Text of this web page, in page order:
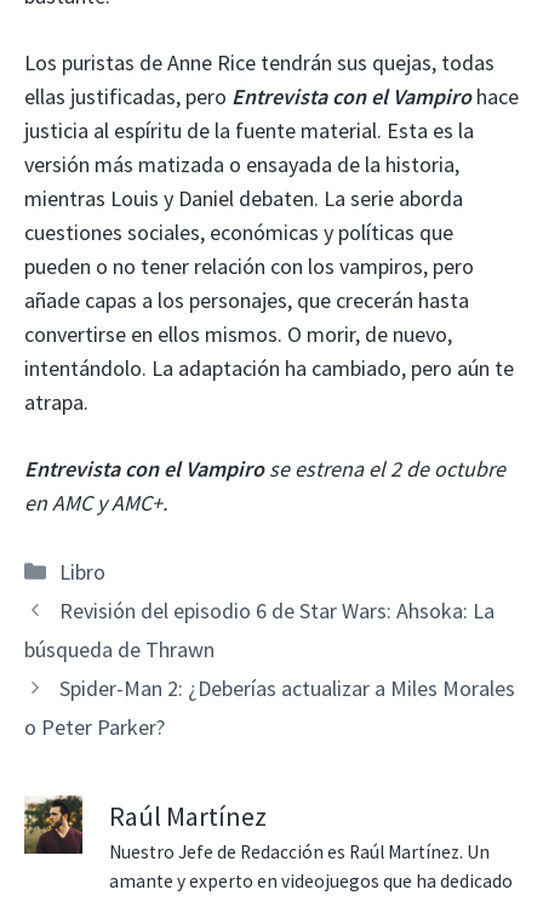
Los puristas de Anne Rice tendrán sus quejas, todas
ellas justificadas, pero Entrevista con el Vampirohace
justicia al espíritu de la fuente material. Esta es la
versión más matizada o ensayada de la historia,
mientras Louis y Daniel debaten. La serie aborda
cuestiones sociales, económicas y políticas que
pueden o no tener relación con los vampiros, pero
añade capas a los personajes, que crecerán hasta
convertirse en ellos mismos. O morir, de nuevo,
intentándolo. La adaptación ha cambiado, pero aún te
atrapa.
Entrevista con el Vampirose estrena el 2 de octubre
en AMC y AMC+.
Categorías
Libro
Revisión del episodio 6 de Star Wars: Ahsoka: La
búsqueda de Thrawn
Spider-Man 2: ¿Deberías actualizar a Miles Morales
o Peter Parker?
Raúl Martínez
Nuestro Jefe de Redacción es Raúl Martínez. Un
amante y experto en videojuegos que ha dedicado